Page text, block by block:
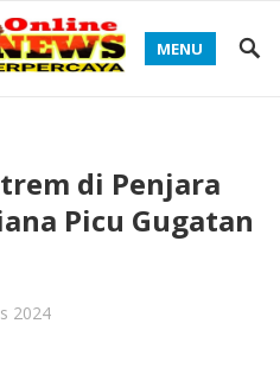
MENU
di Penjara
Picu Gugatan
2024